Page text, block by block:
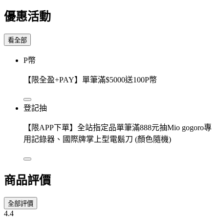
優惠活動
看全部
P幣
【限全盈+PAY】單筆滿$5000送100P幣
登記抽
【限APP下單】全站指定品單筆滿888元抽Mio gogoro專
用記錄器、國際牌掌上型電鬍刀 (顏色隨機)
商品評價
全部評價
4.4